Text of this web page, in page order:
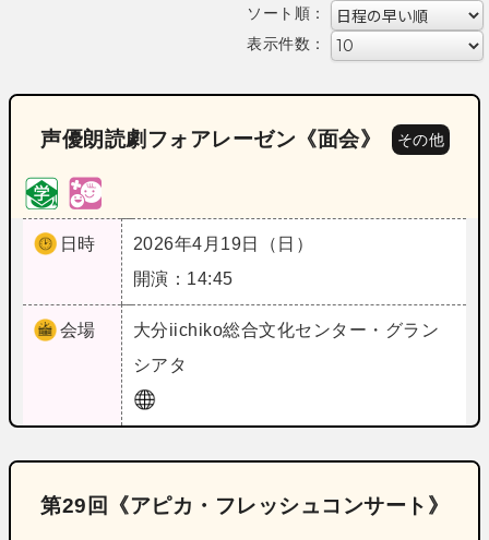
ソート順：
表示件数：
声優朗読劇フォアレーゼン《面会》 その他
日時
2026年4月19日（日）
開演：14:45
会場 大分iichiko総合文化センター・グラン
シアタ
第29回《アピカ・フレッシュコンサート》